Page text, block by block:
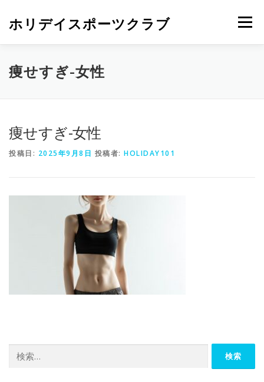
ホリデイスポーツクラブ メニュー
痩せすぎ-女性
痩せすぎ-女性
投稿日: 2025年9月8日 投稿者: HOLIDAY101